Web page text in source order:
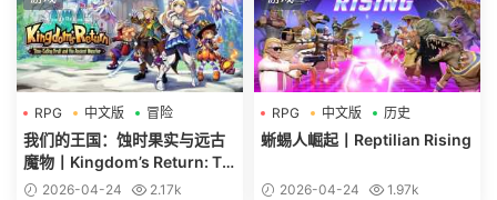
RPG 中文版 冒险
我们的王国：蚀时果实与远古
魔物丨Kingdom’s Return: Ti
me-Eating Fruit and the Anc
2026-04-24 2.17k
RPG 中文版 历史
蜥蜴人崛起丨Reptilian Rising
2026-04-24 1.97k